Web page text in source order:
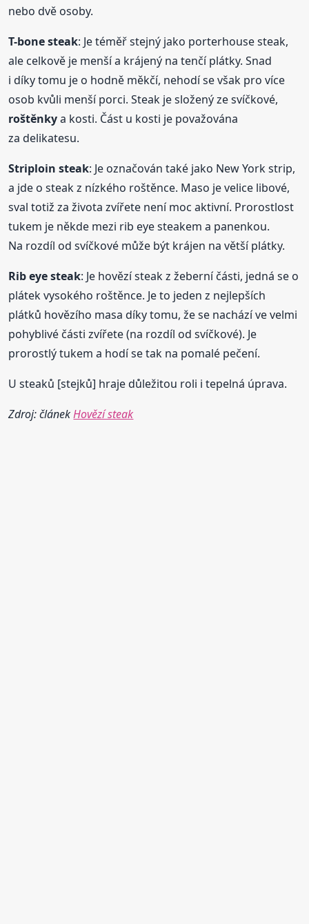
nebo dvě osoby.
T-bone steak: Je téměř stejný jako porterhouse steak,
ale celkově je menší a krájený na tenčí plátky. Snad
i díky tomu je o hodně měkčí, nehodí se však pro více
osob kvůli menší porci. Steak je složený ze svíčkové,
roštěnkya kosti. Část u kosti je považována
za delikatesu.
Striploin steak: Je označován také jako New York strip,
a jde o steak z nízkého roštěnce. Maso je velice libové,
sval totiž za života zvířete není moc aktivní. Prorostlost
tukem je někde mezi rib eye steakem a panenkou.
Na rozdíl od svíčkové může být krájen na větší plátky.
Rib eye steak: Je hovězí steak z žeberní části, jedná se o
plátek vysokého roštěnce. Je to jeden z nejlepších
plátků hovězího masa díky tomu, že se nachází ve velmi
pohyblivé části zvířete (na rozdíl od svíčkové). Je
prorostlý tukem a hodí se tak na pomalé pečení.
U steaků [stejků] hraje důležitou roli i tepelná úprava.
Zdroj: článekHovězí steak